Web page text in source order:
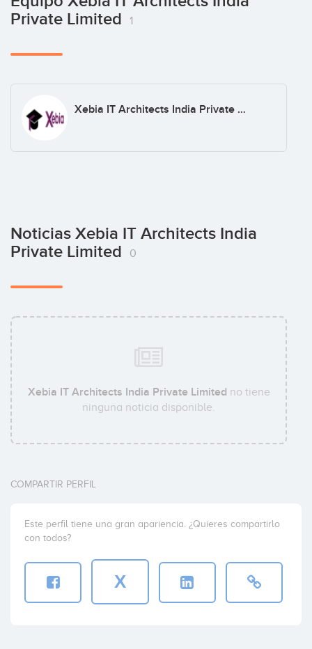
Private Limited
1
Xebia IT Architects India Private Limited
Noticias Xebia IT Architects India
Private Limited
0
Xebia IT Architects India Private Limited no tiene
ninguna noticia disponible.
COMPARTIR PERFIL
Este perfil tiene una gran apariencia. ¿Quieres compartirlo
con todos?
X